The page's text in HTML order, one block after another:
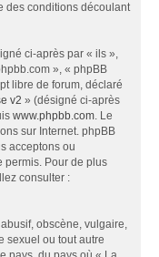
des conditions découlant
ci-après par « ils »,
», « phpBB
libre de forum, déclaré
v2 » (désigné ci-après
www.phpbb.com. Le
sur Internet. phpBB
acceptons ou
permis. Pour de plus
consulter :
obscène, vulgaire,
sexuel ou tout autre